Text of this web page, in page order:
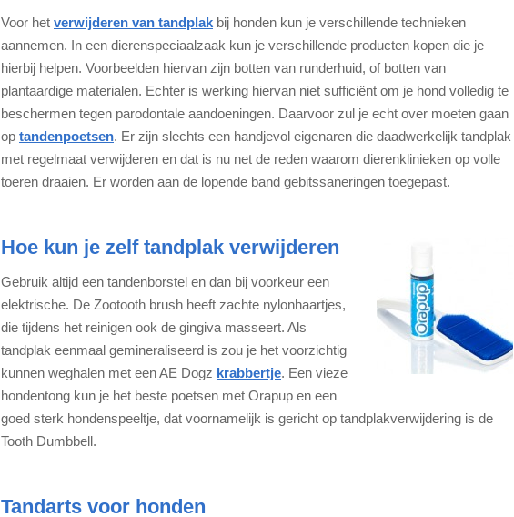
Voor het verwijderen van tandplak bij honden kun je verschillende technieken
aannemen. In een dierenspeciaalzaak kun je verschillende producten kopen die je
hierbij helpen. Voorbeelden hiervan zijn botten van runderhuid, of botten van
plantaardige materialen. Echter is werking hiervan niet sufficiënt om je hond volledig te
beschermen tegen parodontale aandoeningen. Daarvoor zul je echt over moeten gaan
op tandenpoetsen. Er zijn slechts een handjevol eigenaren die daadwerkelijk tandplak
met regelmaat verwijderen en dat is nu net de reden waarom dierenklinieken op volle
toeren draaien. Er worden aan de lopende band gebitssaneringen toegepast.
Hoe kun je zelf tandplak verwijderen
Gebruik altijd een tandenborstel en dan bij voorkeur een
elektrische. De Zootooth brush heeft zachte nylonhaartjes,
die tijdens het reinigen ook de gingiva masseert. Als
tandplak eenmaal gemineraliseerd is zou je het voorzichtig
kunnen weghalen met een AE Dogz krabbertje. Een vieze
hondentong kun je het beste poetsen met Orapup en een
goed sterk hondenspeeltje, dat voornamelijk is gericht op tandplakverwijdering is de
Tooth Dumbbell.
Tandarts voor honden